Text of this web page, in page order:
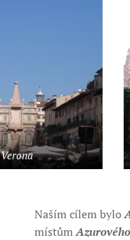
Verona
Naším cílem bylo
místům